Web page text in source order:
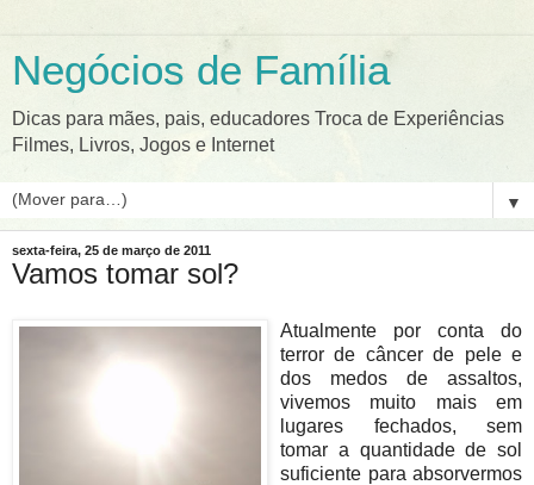
Negócios de Família
Dicas para mães, pais, educadores Troca de Experiências
Filmes, Livros, Jogos e Internet
▼
sexta-feira, 25 de março de 2011
Vamos tomar sol?
Atualmente por conta do
terror de câncer de pele e
dos medos de assaltos,
vivemos muito mais em
lugares fechados, sem
tomar a quantidade de sol
suficiente para absorvermos